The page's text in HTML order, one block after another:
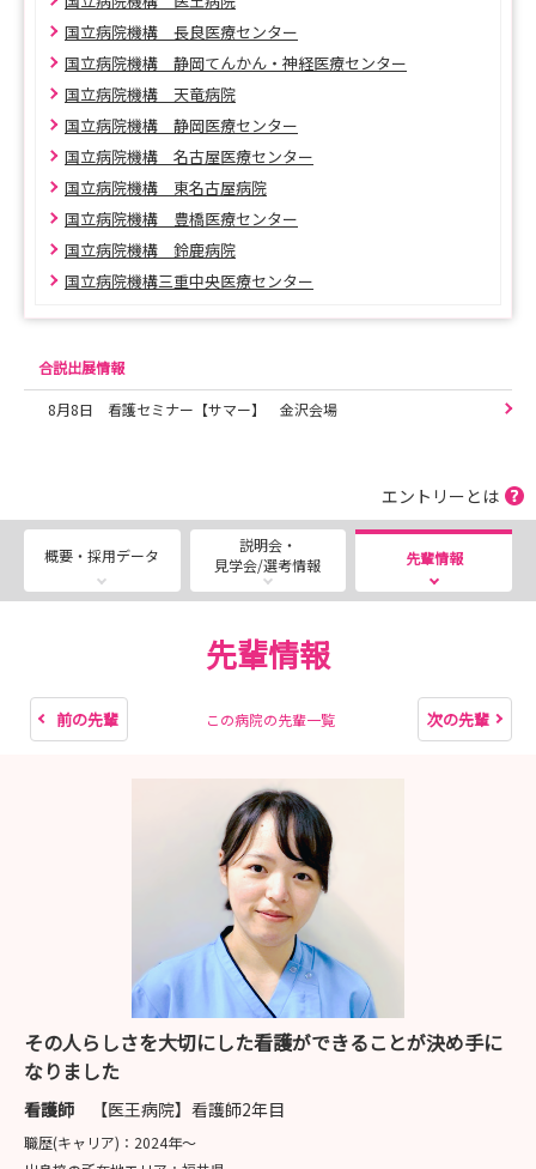
国立病院機構 長良医療センター
国立病院機構 静岡てんかん・神経医療センター
国立病院機構 天竜病院
国立病院機構 静岡医療センター
国立病院機構 名古屋医療センター
国立病院機構 東名古屋病院
国立病院機構 豊橋医療センター
国立病院機構 鈴鹿病院
国立病院機構三重中央医療センター
合説出展情報
8月8日 看護セミナー【サマー】 金沢会場
エントリーとは
概要・採用データ
説明会・
見学会/選考情報
先輩情報
先輩情報
前の先輩 この病院の先輩一覧 次の先輩
その人らしさを大切にした看護ができることが決め手に
なりました
看護師 【医王病院】看護師2年目
職歴(キャリア)： 2024年〜